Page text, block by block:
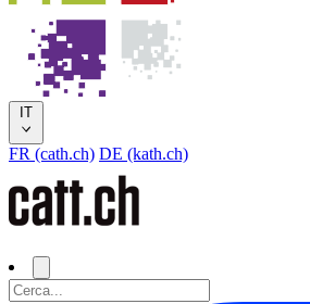
IT
FR (cath.ch) DE (kath.ch)